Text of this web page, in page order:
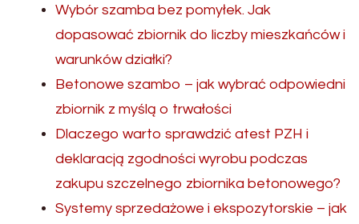
Wybór szamba bez pomyłek. Jak
dopasować zbiornik do liczby mieszkańców i
warunków działki?
Betonowe szambo – jak wybrać odpowiedni
zbiornik z myślą o trwałości
Dlaczego warto sprawdzić atest PZH i
deklaracją zgodności wyrobu podczas
zakupu szczelnego zbiornika betonowego?
Systemy sprzedażowe i ekspozytorskie – jak